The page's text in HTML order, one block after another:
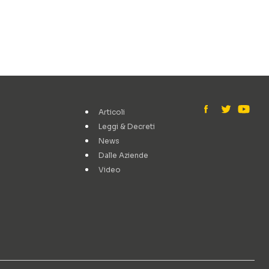
Articoli
Leggi & Decreti
News
Dalle Aziende
Video